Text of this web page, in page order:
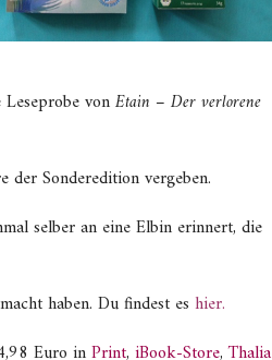
vonEtain – Der verlorene
der Sonderedition vergeben.
selber an eine Elbin erinnert, die
haben. Du findest es hier.
Euro inPrint, iBook-Store,Thalia